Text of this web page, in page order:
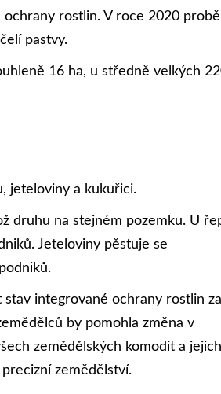
rostlin. V roce 2020
pastvy.
16 ha, u středně velkých
jeteloviny a kukuřici.
druhu na stejném pozemku. U
Jeteloviny pěstuje se
integrované ochrany rostlin za
by pomohla změna v
zemědělských komodit a jejich
zemědělství.